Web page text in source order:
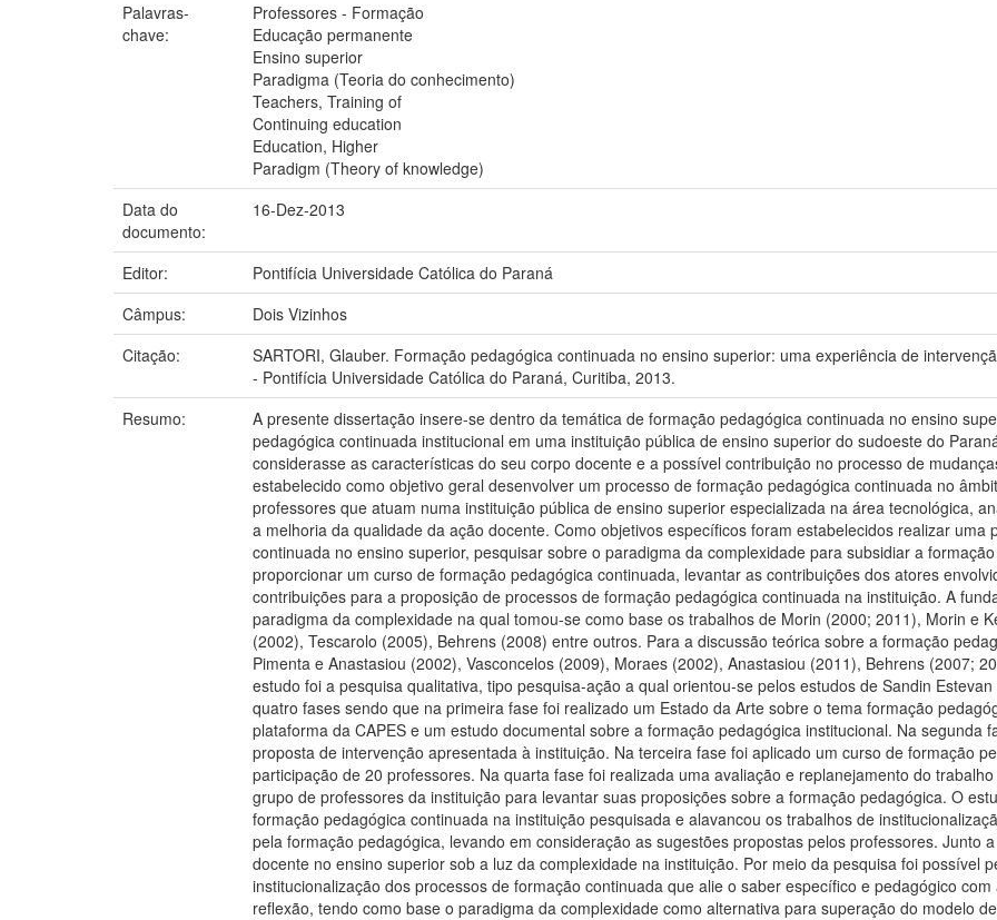
Palavras-
chave:
Professores - Formação
Educação permanente
Ensino superior
Paradigma (Teoria do conhecimento)
Teachers, Training of
Continuing education
Education, Higher
Paradigm (Theory of knowledge)
Data do
documento:
16-Dez-2013
Editor:
Pontifícia Universidade Católica do Paraná
Câmpus:
Dois Vizinhos
Citação:
SARTORI, Glauber. Formação pedagógica continuada no ensino superior: uma experiência de
- Pontifícia Universidade Católica do Paraná, Curitiba, 2013.
Resumo:
A presente dissertação insere-se dentro da temática de formação pedagógica continuada no ensino
pedagógica continuada institucional em uma instituição pública de ensino superior do sudoeste do
considerasse as características do seu corpo docente e a possível contribuição no processo de
estabelecido como objetivo geral desenvolver um processo de formação pedagógica continuada no
professores que atuam numa instituição pública de ensino superior especializada na área tecnológica,
a melhoria da qualidade da ação docente. Como objetivos específicos foram estabelecidos realizar
continuada no ensino superior, pesquisar sobre o paradigma da complexidade para subsidiar a
proporcionar um curso de formação pedagógica continuada, levantar as contribuições dos atores
contribuições para a proposição de processos de formação pedagógica continuada na instituição. A
paradigma da complexidade na qual tomou-se como base os trabalhos de Morin (2000; 2011), Morin e
(2002), Tescarolo (2005), Behrens (2008) entre outros. Para a discussão teórica sobre a formação
Pimenta e Anastasiou (2002), Vasconcelos (2009), Moraes (2002), Anastasiou (2011), Behrens (2007;
estudo foi a pesquisa qualitativa, tipo pesquisa-ação a qual orientou-se pelos estudos de Sandin
quatro fases sendo que na primeira fase foi realizado um Estado da Arte sobre o tema formação
plataforma da CAPES e um estudo documental sobre a formação pedagógica institucional. Na segunda
proposta de intervenção apresentada à instituição. Na terceira fase foi aplicado um curso de formação
participação de 20 professores. Na quarta fase foi realizada uma avaliação e replanejamento do
grupo de professores da instituição para levantar suas proposições sobre a formação pedagógica. O
formação pedagógica continuada na instituição pesquisada e alavancou os trabalhos de
pela formação pedagógica, levando em consideração as sugestões propostas pelos professores. Junto
docente no ensino superior sob a luz da complexidade na instituição. Por meio da pesquisa foi possível
institucionalização dos processos de formação continuada que alie o saber específico e pedagógico
reflexão, tendo como base o paradigma da complexidade como alternativa para superação do modelo